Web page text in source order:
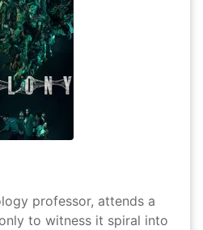
professor, attends a
to witness it spiral into